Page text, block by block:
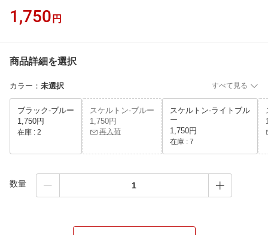
1,750 円
商品詳細を選択
カラー ： 未選択 すべて見る
ブラック-ブルー
1,750円
在庫 : 2
スケルトン-ブルー
1,750円
再入荷
スケルトン-ライトブル
ー
1,750円
在庫 : 7
数量